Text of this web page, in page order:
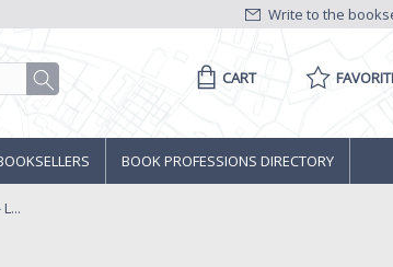
Write to the
CART
BOOK PROFESSIONS DIRECTORY